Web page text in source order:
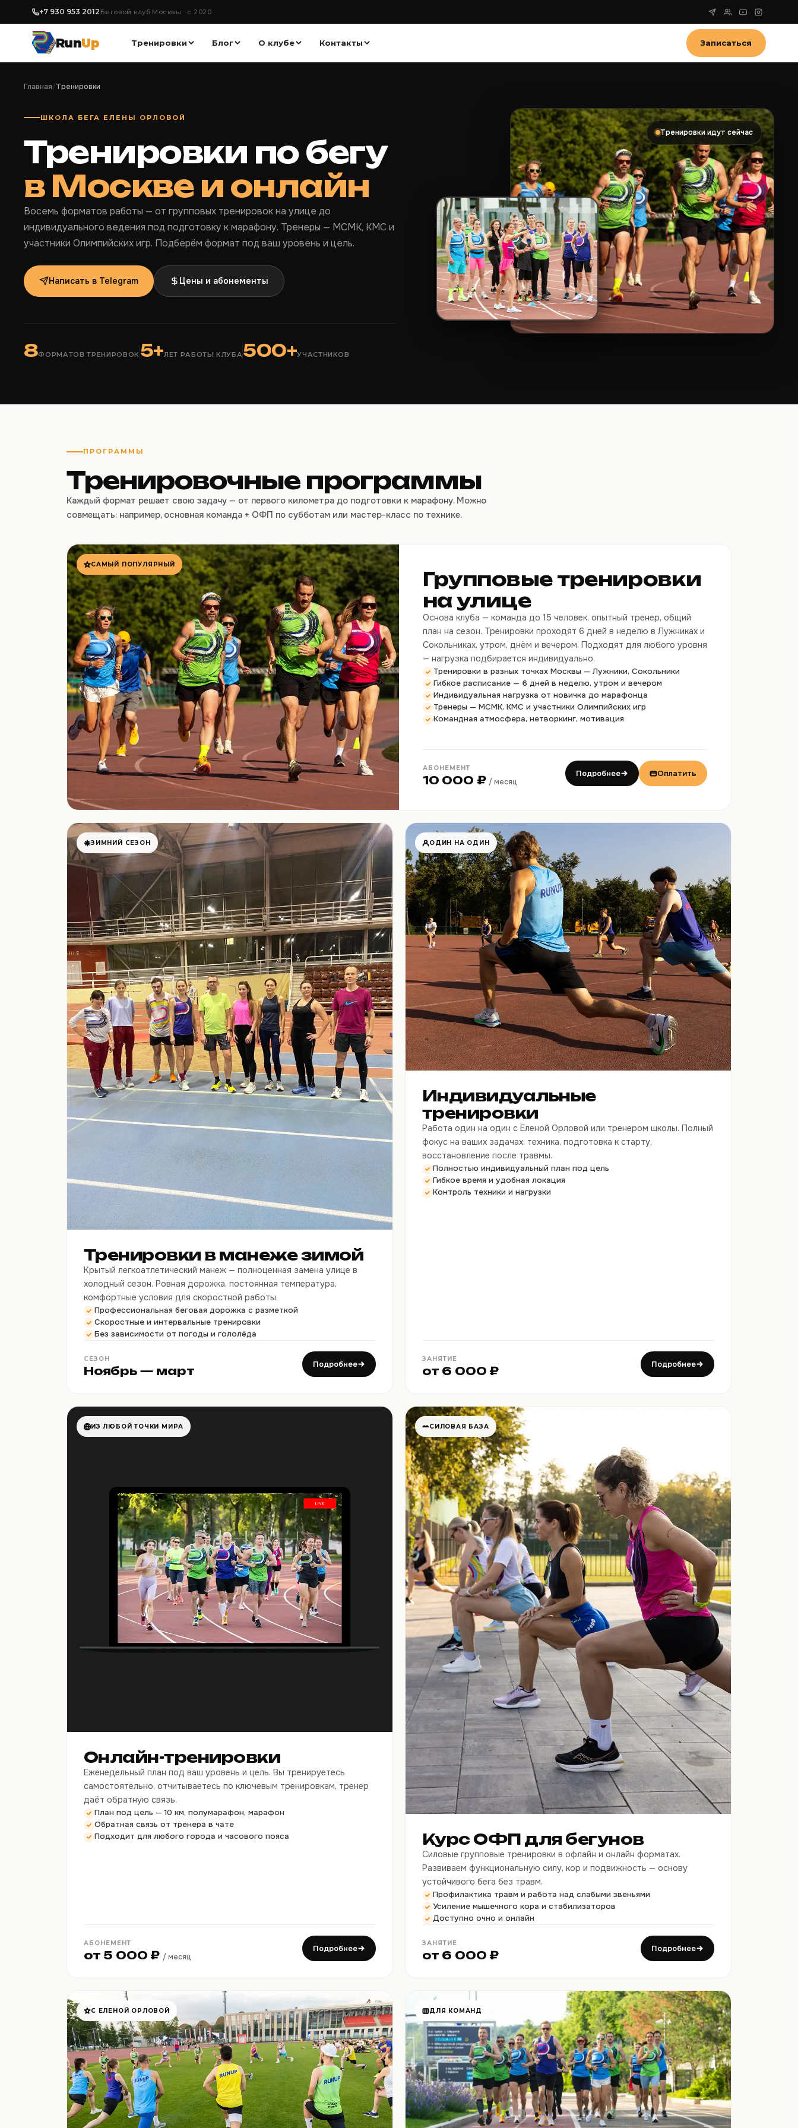
+7 930 953 2012 Беговой клуб Москвы · с 2020
RunUp Тренировки Блог О клубе Контакты Записаться
Главная/Тренировки
ШКОЛА БЕГА ЕЛЕНЫ ОРЛОВОЙ
Тренировки по бегу
в Москве и онлайн
Восемь форматов работы — от групповых тренировок на улице до
индивидуального ведения под подготовку к марафону. Тренеры — МСМК, КМС и
участники Олимпийских игр. Подберём формат под ваш уровень и цель.
Написать в Telegram Цены и абонементы
8ФОРМАТОВ ТРЕНИРОВОК 5+ЛЕТ РАБОТЫ КЛУБА 500+УЧАСТНИКОВ
Тренировки идут сейчас
ПРОГРАММЫ
Тренировочные программы
Каждый формат решает свою задачу — от первого километра до подготовки к марафону. Можно
совмещать: например, основная команда + ОФП по субботам или мастер-класс по технике.
САМЫЙ ПОПУЛЯРНЫЙ
Групповые тренировки
на улице
Основа клуба — команда до 15 человек, опытный тренер, общий
план на сезон. Тренировки проходят 6 дней в неделю в Лужниках и
Сокольниках, утром, днём и вечером. Подходят для любого уровня
— нагрузка подбирается индивидуально.
Тренировки в разных точках Москвы — Лужники, Сокольники
Гибкое расписание — 6 дней в неделю, утром и вечером
Индивидуальная нагрузка от новичка до марафонца
Тренеры — МСМК, КМС и участники Олимпийских игр
Командная атмосфера, нетворкинг, мотивация
АБОНЕМЕНТ
10 000 ₽ / месяц
Подробнее Оплатить
ЗИМНИЙ СЕЗОН
Тренировки в манеже зимой
Крытый легкоатлетический манеж — полноценная замена улице в
холодный сезон. Ровная дорожка, постоянная температура,
комфортные условия для скоростной работы.
Профессиональная беговая дорожка с разметкой
Скоростные и интервальные тренировки
Без зависимости от погоды и гололёда
СЕЗОН
Ноябрь — март Подробнее
ОДИН НА ОДИН
Индивидуальные
тренировки
Работа один на один с Еленой Орловой или тренером школы. Полный
фокус на ваших задачах: техника, подготовка к старту,
восстановление после травмы.
Полностью индивидуальный план под цель
Гибкое время и удобная локация
Контроль техники и нагрузки
ЗАНЯТИЕ
от 6 000 ₽ Подробнее
ИЗ ЛЮБОЙ ТОЧКИ МИРА
Онлайн-тренировки
Еженедельный план под ваш уровень и цель. Вы тренируетесь
самостоятельно, отчитываетесь по ключевым тренировкам, тренер
даёт обратную связь.
План под цель — 10 км, полумарафон, марафон
Обратная связь от тренера в чате
Подходит для любого города и часового пояса
АБОНЕМЕНТ
от 5 000 ₽ / месяц
Подробнее
СИЛОВАЯ БАЗА
Курс ОФП для бегунов
Силовые групповые тренировки в офлайн и онлайн форматах.
Развиваем функциональную силу, кор и подвижность — основу
устойчивого бега без травм.
Профилактика травм и работа над слабыми звеньями
Усиление мышечного кора и стабилизаторов
Доступно очно и онлайн
ЗАНЯТИЕ
от 6 000 ₽ Подробнее
С ЕЛЕНОЙ ОРЛОВОЙ ДЛЯ КОМАНД